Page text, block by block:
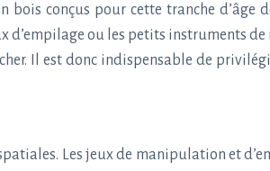
conçus pour cette tranche
d’empilage ou les petits instruments
Il est donc indispensable de
Les jeux de manipulation et